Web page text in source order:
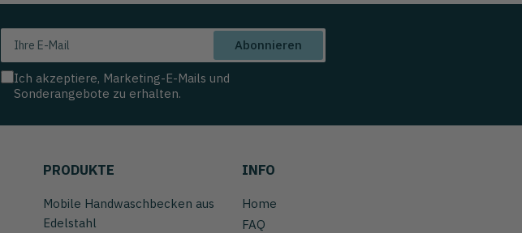
Mail
Abonnieren
Ich akzeptiere, Marketing-E-Mails und
Sonderangebote zu erhalten.
PRODUKTE
Mobile Handwaschbecken aus
Edelstahl
INFO
Home
FAQ